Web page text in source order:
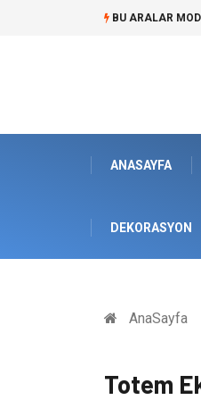
BU ARALAR
ANASAYFA
DEKORASYON
AnaSayfa
Totem